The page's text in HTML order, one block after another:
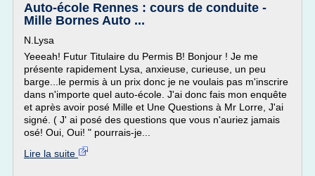
Auto-école Rennes : cours de conduite -
Mille Bornes Auto ...
N.Lysa
Yeeeah! Futur Titulaire du Permis B! Bonjour ! Je me
présente rapidement Lysa, anxieuse, curieuse, un peu
barge...le permis à un prix donc je ne voulais pas m'inscrire
dans n'importe quel auto-école. J'ai donc fais mon enquête
et après avoir posé Mille et Une Questions à Mr Lorre, J'ai
signé. ( J' ai posé des questions que vous n'auriez jamais
osé! Oui, Oui! " pourrais-je...
Lire la suite